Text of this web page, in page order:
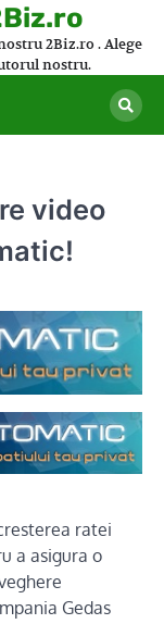
2Biz.ro . Alege
nostru.
video
ratei
a asigura o
Gedas